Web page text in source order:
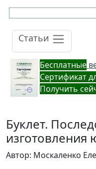
Статьи
Бесплатные
Cертификат
Получить
Буклет.
изготовления
Автор: Москаленко